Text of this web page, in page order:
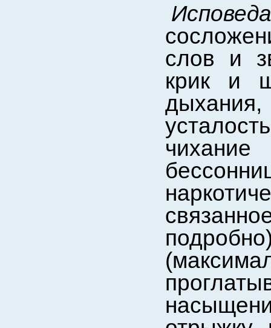
слов и
крик и